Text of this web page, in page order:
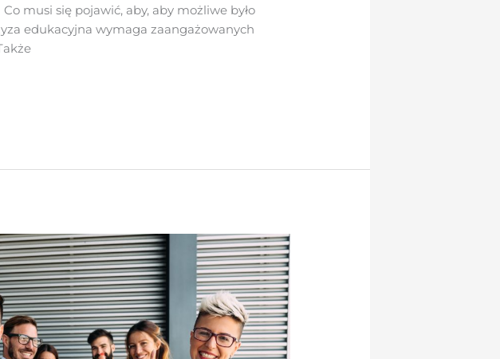
musi się pojawić, aby, aby możliwe było
edukacyjna wymaga zaangażowanych